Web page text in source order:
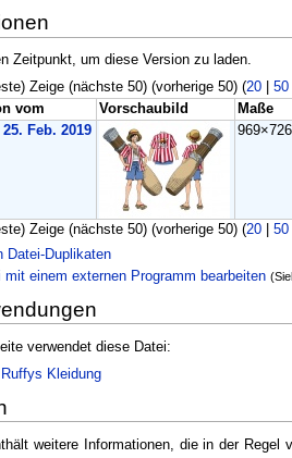
Zeitpunkt, um diese Version zu laden.
Zeige (nächste 50) (vorherige 50) (20| 50|
vom
Vorschaubild Maße
25. Feb. 2019
Zeige (nächste 50) (vorherige 50) (20| 50|
Datei-Duplikaten
mit einem externen Programm bearbeiten
verwendet diese Datei:
Kleidung
weitere Informationen, die in der